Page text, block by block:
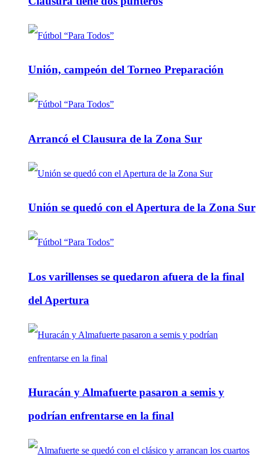
Unión, campeón del Torneo Preparación
Arrancó el Clausura de la Zona Sur
Unión se quedó con el Apertura de la Zona Sur
Los varillenses se quedaron afuera de la final
del Apertura
Huracán y Almafuerte pasaron a semis y
podrían enfrentarse en la final